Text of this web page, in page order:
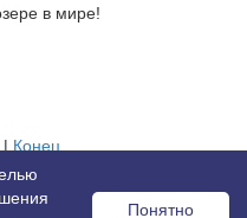
в мире!
| Конец
Понятно